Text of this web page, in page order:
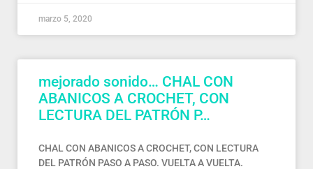
marzo 5, 2020
mejorado sonido… CHAL CON
ABANICOS A CROCHET, CON
LECTURA DEL PATRÓN P…
CHAL CON ABANICOS A CROCHET, CON LECTURA
DEL PATRÓN PASO A PASO. VUELTA A VUELTA.